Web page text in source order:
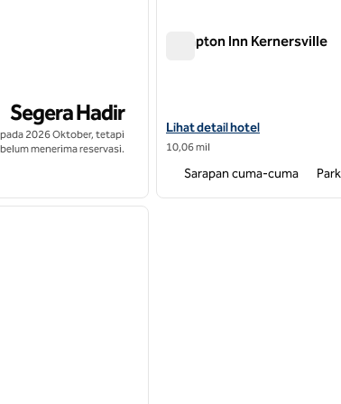
Segera Hadir
pada 2026 Oktober, tetapi
belum menerima reservasi.
Hampton Inn Kernersville
Lihat detail hotel untuk
Lihat detail hotel
10,06 mil
Sarapan cuma-cuma
gambar berikutnya